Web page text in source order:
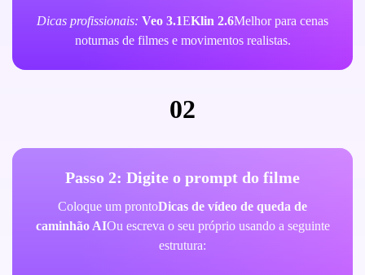
Dicas profissionais: Veo 3.1EKlin 2.6Melhor para cenas
noturnas de filmes e movimentos realistas.
02
Passo 2: Digite o prompt do filme
Coloque um prontoDicas de vídeo de queda de
caminhão AIOu escreva o seu próprio usando a seguinte
estrutura: